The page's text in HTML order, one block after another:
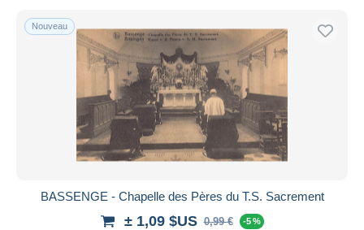
Nouveau
BASSENGE - Chapelle des Pères du T.S. Sacrement
± 1,09 $US 0,99 € -5 %